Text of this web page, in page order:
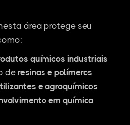
área protege seu
químicos industriais
de resinas e polímeros
e agroquímicos
em química